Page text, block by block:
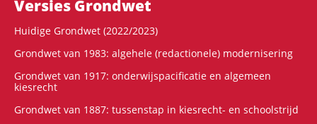
Versies Grondwet
Huidige Grondwet (2022/2023)
Grondwet van 1983: algehele (redactionele) modernisering
Grondwet van 1917: onderwijspacificatie en algemeen
kiesrecht
Grondwet van 1887: tussenstap in kiesrecht- en schoolstrijd